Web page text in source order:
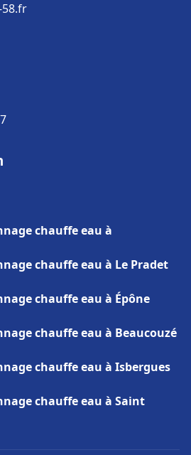
chauffe eau à
chauffe eau à Le Pradet
chauffe eau à Épône
chauffe eau à Beaucouzé
chauffe eau à Isbergues
chauffe eau à Saint